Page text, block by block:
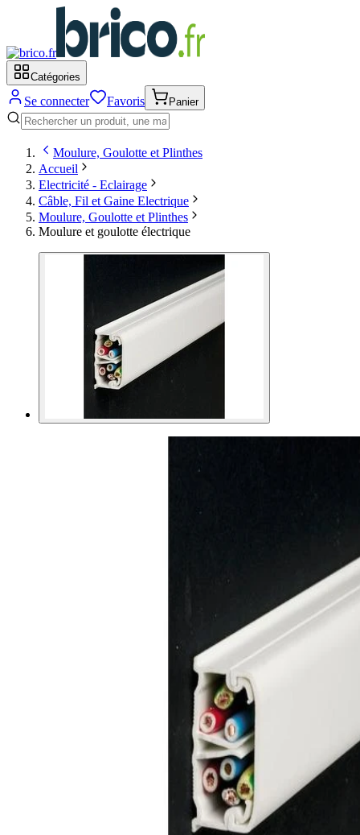
Catégories
Se connecter Favoris Panier
Moulure, Goulotte et Plinthes
Accueil
Electricité - Eclairage
Câble, Fil et Gaine Electrique
Moulure, Goulotte et Plinthes
Moulure et goulotte électrique